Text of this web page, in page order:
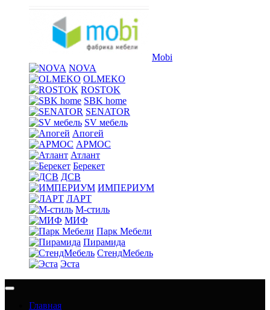
Mobi
NOVA
OLMEKO
ROSTOK
SBK home
SENATOR
SV мебель
Апогей
АРМОС
Атлант
Берекет
ДСВ
ИМПЕРИУМ
ЛАРТ
М-стиль
МИФ
Парк Мебели
Пирамида
СтендМебель
Эста
Главная